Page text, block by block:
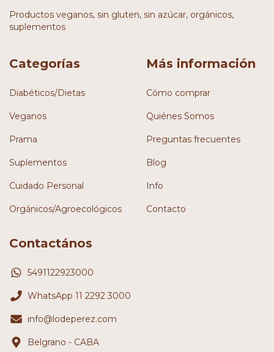
Productos veganos, sin gluten, sin azúcar, orgánicos,
suplementos
Categorías
Diabéticos/Dietas
Veganos
Prama
Suplementos
Cuidado Personal
Orgánicos/Agroecológicos
Más información
Cómo comprar
Quiénes Somos
Preguntas frecuentes
Blog
Info
Contacto
Contactános
5491122923000
WhatsApp 11 2292 3000
info@lodeperez.com
Belgrano - CABA